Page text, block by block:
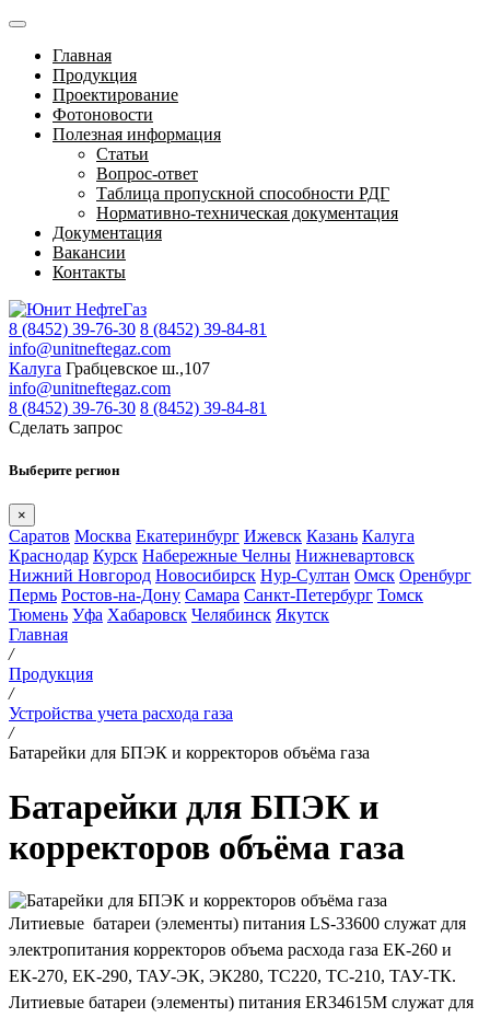
Главная
Продукция
Проектирование
Фотоновости
Полезная информация
Статьи
Вопрос-ответ
Таблица пропускной способности РДГ
Нормативно-техническая документация
Документация
Вакансии
Контакты
8 (8452) 39-76-30 8 (8452) 39-84-81
info@unitneftegaz.com
Калуга Грабцевское ш.,107
info@unitneftegaz.com
8 (8452) 39-76-30 8 (8452) 39-84-81
Сделать запрос
Выберите регион
×
Саратов Москва Екатеринбург Ижевск Казань Калуга
Краснодар Курск Набережные Челны Нижневартовск
Нижний Новгород Новосибирск Нур-Султан Омск Оренбург
Пермь Ростов-на-Дону Самара Санкт-Петербург Томск
Тюмень Уфа Хабаровск Челябинск Якутск
Главная
/
Продукция
/
Устройства учета расхода газа
/
Батарейки для БПЭК и корректоров объёма газа
Батарейки для БПЭК и
корректоров объёма газа
Литиевые батареи (элементы) питания LS-33600 служат для
электропитания корректоров объема расхода газа ЕК-260 и
ЕК-270, EK-290, ТАУ-ЭК, ЭК280, ТС220, ТС-210, ТАУ-ТК.
Литиевые батареи (элементы) питания ER34615M служат для